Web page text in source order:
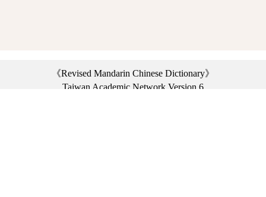
《Revised Mandarin Chinese Dictionary》
Taiwan Academic Network Version 6